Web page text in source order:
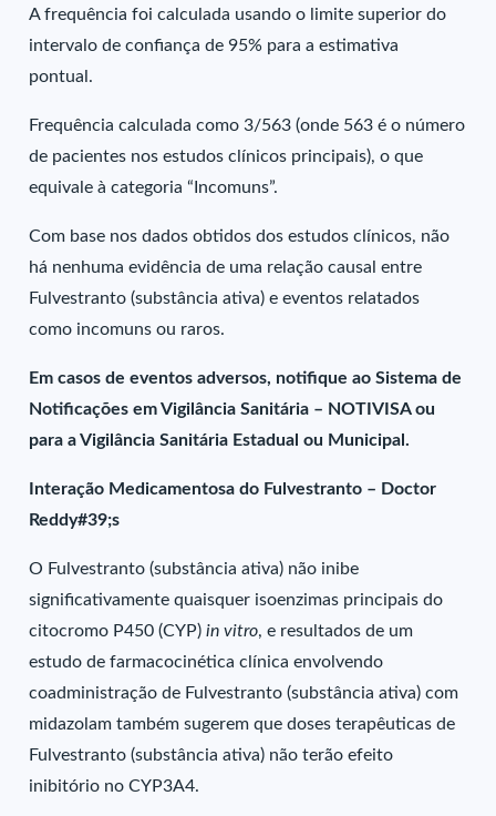
A frequência foi calculada usando o limite superior do
intervalo de confiança de 95% para a estimativa
pontual.
Frequência calculada como 3/563 (onde 563 é o número
de pacientes nos estudos clínicos principais), o que
equivale à categoria “Incomuns”.
Com base nos dados obtidos dos estudos clínicos, não
há nenhuma evidência de uma relação causal entre
Fulvestranto (substância ativa) e eventos relatados
como incomuns ou raros.
Em casos de eventos adversos, notifique ao Sistema de
Notificações em Vigilância Sanitária – NOTIVISA ou
para a Vigilância Sanitária Estadual ou Municipal.
Interação Medicamentosa do Fulvestranto – Doctor
Reddy#39;s
O Fulvestranto (substância ativa) não inibe
significativamente quaisquer isoenzimas principais do
citocromo P450 (CYP)in vitro, e resultados de um
estudo de farmacocinética clínica envolvendo
coadministração de Fulvestranto (substância ativa) com
midazolam também sugerem que doses terapêuticas de
Fulvestranto (substância ativa) não terão efeito
inibitório no CYP3A4.